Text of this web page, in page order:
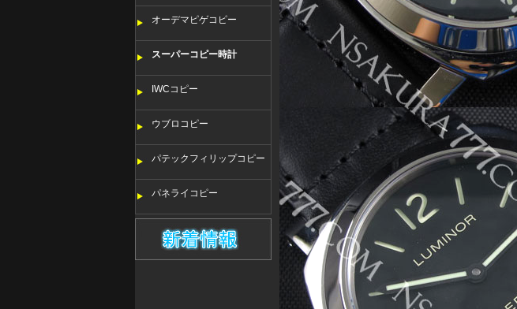
オーデマピゲコピー
スーパーコピー時計
IWCコピー
ウブロコピー
パテックフィリップコピー
パネライコピー